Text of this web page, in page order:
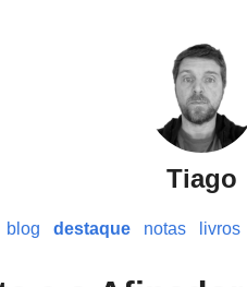
Tiago
blog destaque notas livros